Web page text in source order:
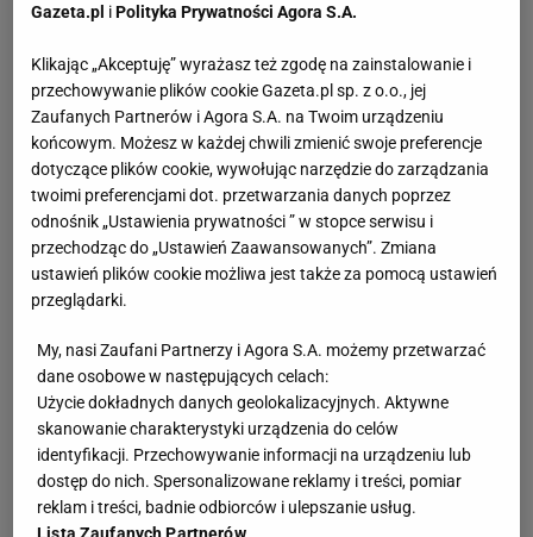
Gazeta.pl iPolityka Prywatności Agora S.A.
Klikając „Akceptuję” wyrażasz też zgodę na zainstalowanie i
przechowywanie plików cookie Gazeta.pl sp. z o.o., jej
Zaufanych Partnerów i Agora S.A. na Twoim urządzeniu
końcowym. Możesz w każdej chwili zmienić swoje preferencje
dotyczące plików cookie, wywołując narzędzie do zarządzania
twoimi preferencjami dot. przetwarzania danych poprzez
odnośnik „Ustawienia prywatności ” w stopce serwisu i
przechodząc do „Ustawień Zaawansowanych”. Zmiana
ustawień plików cookie możliwa jest także za pomocą ustawień
przeglądarki.
My, nasi Zaufani Partnerzy i Agora S.A. możemy przetwarzać
dane osobowe w następujących celach:
Użycie dokładnych danych geolokalizacyjnych. Aktywne
skanowanie charakterystyki urządzenia do celów
identyfikacji. Przechowywanie informacji na urządzeniu lub
dostęp do nich. Spersonalizowane reklamy i treści, pomiar
reklam i treści, badnie odbiorców i ulepszanie usług.